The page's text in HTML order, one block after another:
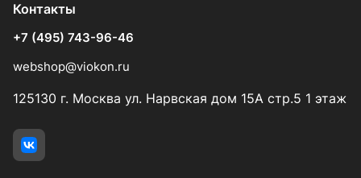
Контакты
+7 (495) 743-96-46
webshop@viokon.ru
125130 г. Москва ул. Нарвская дом 15А стр.5 1 этаж